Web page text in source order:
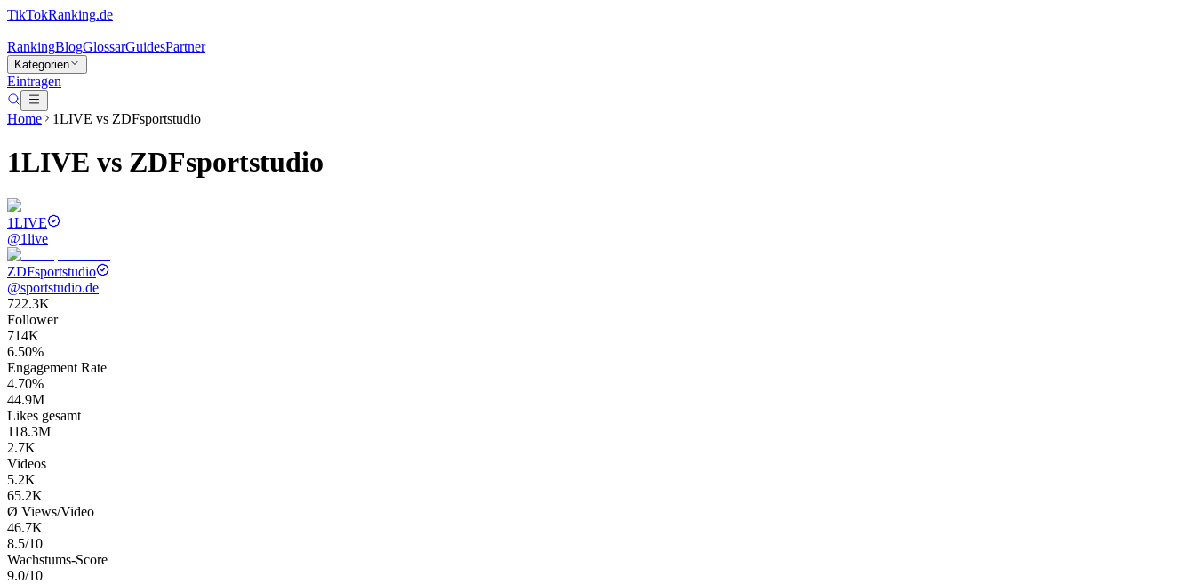
TikTokRanking.de
RankingBlogGlossarGuidesPartner
Kategorien
Eintragen
Home 1LIVE vs ZDFsportstudio
1LIVE vs ZDFsportstudio
1LIVE
@1live
ZDFsportstudio
@sportstudio.de
722.3K
Follower
714K
6.50%
Engagement Rate
4.70%
44.9M
Likes gesamt
118.3M
2.7K
Videos
5.2K
65.2K
Ø Views/Video
46.7K
8.5/10
Wachstums-Score
9.0/10